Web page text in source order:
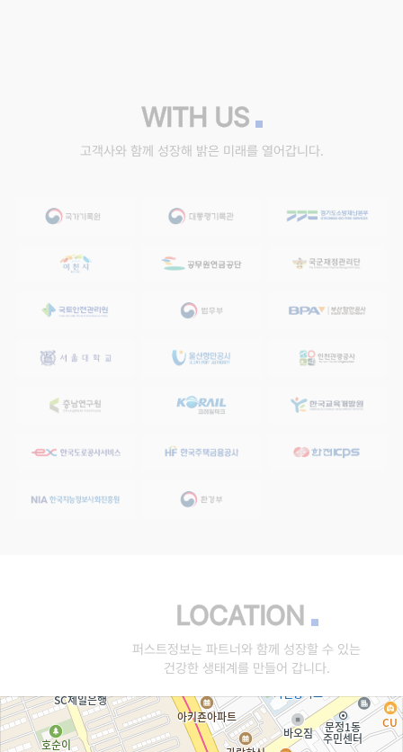
WITH US
고객사와 함께 성장해 밝은 미래를 열어갑니다.
LOCATION
퍼스트정보는 파트너와 함께 성장할 수 있는
건강한 생태계를 만들어 갑니다.